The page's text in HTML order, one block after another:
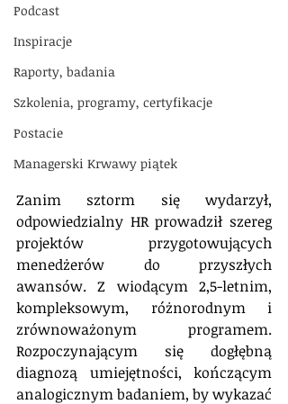
Podcast
Inspiracje
Raporty, badania
Szkolenia, programy, certyfikacje
Postacie
Managerski Krwawy piątek
Zanim sztorm się wydarzył,
odpowiedzialny HR prowadził szereg
projektów przygotowujących
menedżerów do przyszłych
awansów. Z wiodącym 2,5-letnim,
kompleksowym, różnorodnym i
zrównoważonym programem.
Rozpoczynającym się dogłębną
diagnozą umiejętności, kończącym
analogicznym badaniem, by wykazać